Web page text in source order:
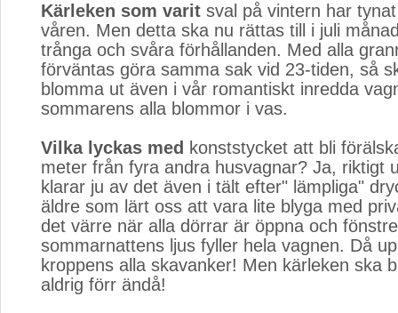
Kärleken som varit sval på vintern har
våren. Men detta ska nu rättas till i juli
trånga och svåra förhållanden. Med alla
förväntas göra samma sak vid 23-tiden, så
blomma ut även i vår romantiskt inredda
sommarens alla blommor i vas.
Vilka lyckas med konststycket att bli
meter från fyra andra husvagnar? Ja, riktigt
klarar ju av det även i tält efter" lämpliga"
äldre som lärt oss att vara lite blyga med
det värre när alla dörrar är öppna och
sommarnattens ljus fyller hela vagnen. Då
kroppens alla skavanker! Men kärleken ska
aldrig förr ändå!